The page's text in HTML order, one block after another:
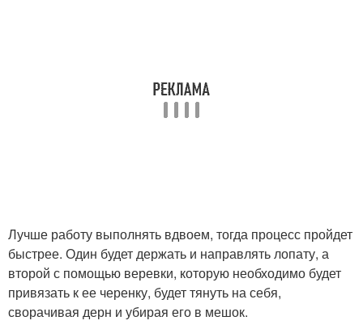
Лучше работу выполнять вдвоем, тогда процесс пройдет
быстрее. Один будет держать и направлять лопату, а
второй с помощью веревки, которую необходимо будет
привязать к ее черенку, будет тянуть на себя,
сворачивая дерн и убирая его в мешок.